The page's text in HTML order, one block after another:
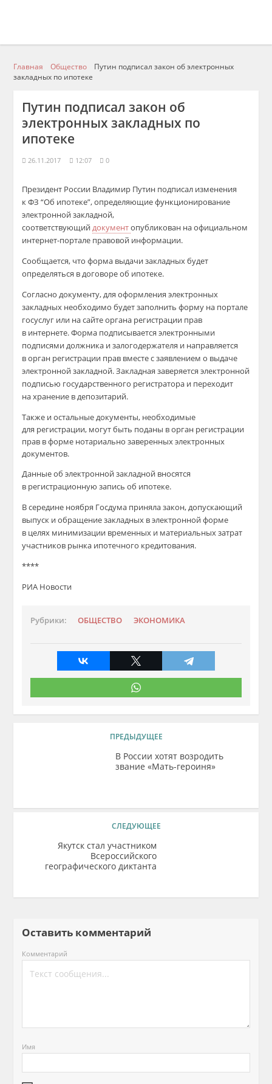
Главная Общество
Путин подписал закон об электронных
закладных по ипотеке
Путин подписал закон об
электронных закладных по
ипотеке
26.11.2017 12:07 0
Президент России Владимир Путин подписал изменения
к ФЗ “Об ипотеке”, определяющие функционирование
электронной закладной,
соответствующийдокументопубликован на официальном
интернет-портале правовой информации.
Сообщается, что форма выдачи закладных будет
определяться в договоре об ипотеке.
Согласно документу, для оформления электронных
закладных необходимо будет заполнить форму на портале
госуслуг или на сайте органа регистрации прав
в интернете. Форма подписывается электронными
подписями должника и залогодержателя и направляется
в орган регистрации прав вместе с заявлением о выдаче
электронной закладной. Закладная заверяется электронной
подписью государственного регистратора и переходит
на хранение в депозитарий.
Также и остальные документы, необходимые
для регистрации, могут быть поданы в орган регистрации
прав в форме нотариально заверенных электронных
документов.
Данные об электронной закладной вносятся
в регистрационную запись об ипотеке.
В середине ноября Госдума приняла закон, допускающий
выпуск и обращение закладных в электронной форме
в целях минимизации временных и материальных затрат
участников рынка ипотечного кредитования.
****
РИА Новости
Рубрики: ОБЩЕСТВО ЭКОНОМИКА
ПРЕДЫДУЩЕЕ
В России хотят возродить
звание «Мать-героиня»
СЛЕДУЮЩЕЕ
Якутск стал участником
Всероссийского
географического диктанта
Оставить комментарий
Комментарий
Имя